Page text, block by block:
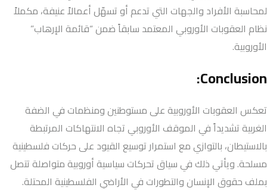
لمحاسبة الأفراد والجهات التي تدعم أو تسهّل أعمالاً عنيفة، مكملاً
نظام العقوبات الأوروبي المعتمد سابقاً ضمن “قائمة الإرهاب”
الأوروبية.
Conclusion:
تعكس العقوبات الأوروبية على مستوطنين ومنظمات في الضفة
الغربية تشديداً في الموقف الأوروبي تجاه الانتهاكات المرتبطة
بالاستيطان، بالتوازي مع استمرار توسيع القيود على حركات فلسطينية
مسلحة. ويأتي ذلك في سياق تحركات سياسية أوروبية متواصلة تتصل
بملف حقوق الإنسان والتطورات في الأراضي الفلسطينية المحتلة.